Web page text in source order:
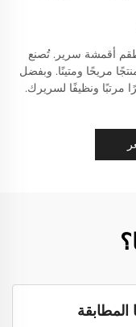
أقمشة سرير. تُصنع
مريحًا ومتينًا. وبفضل
مرتبًا ونظيفًا لسريرك.
المطابقة